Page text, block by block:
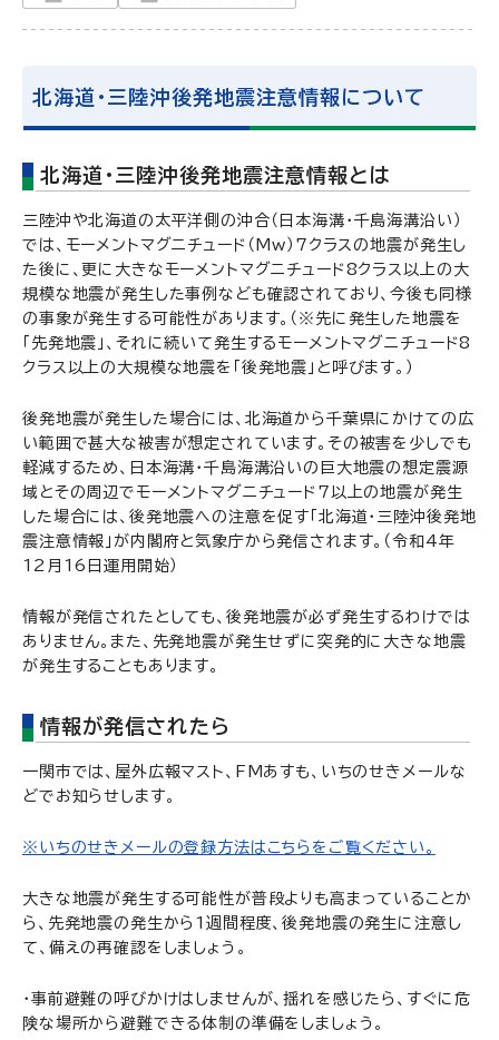
北海道・三陸沖後発地震注意情報について
北海道・三陸沖後発地震注意情報とは
三陸沖や北海道の太平洋側の沖合（日本海溝・千島海溝沿い）
では、モーメントマグニチュード（Mw）7クラスの地震が発生し
た後に、更に大きなモーメントマグニチュード8クラス以上の大
規模な地震が発生した事例なども確認されており、今後も同様
の事象が発生する可能性があります。（※先に発生した地震を
「先発地震」、それに続いて発生するモーメントマグニチュード8
クラス以上の大規模な地震を「後発地震」と呼びます。）
後発地震が発生した場合には、北海道から千葉県にかけての広
い範囲で甚大な被害が想定されています。その被害を少しでも
軽減するため、日本海溝・千島海溝沿いの巨大地震の想定震源
域とその周辺でモーメントマグニチュード7以上の地震が発生
した場合には、後発地震への注意を促す「北海道・三陸沖後発地
震注意情報」が内閣府と気象庁から発信されます。（令和4年
12月16日運用開始）
情報が発信されたとしても、後発地震が必ず発生するわけでは
ありません。また、先発地震が発生せずに突発的に大きな地震
が発生することもあります。
情報が発信されたら
一関市では、屋外広報マスト、FMあすも、いちのせきメールな
どでお知らせします。
※いちのせきメールの登録方法はこちらをご覧ください。
大きな地震が発生する可能性が普段よりも高まっていることか
ら、先発地震の発生から1週間程度、後発地震の発生に注意し
て、備えの再確認をしましょう。
・事前避難の呼びかけはしませんが、揺れを感じたら、すぐに危
険な場所から避難できる体制の準備をしましょう。